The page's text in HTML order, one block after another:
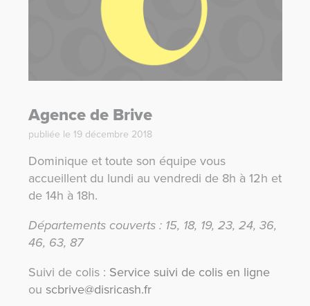
Agence de Brive
publiée le 19 décembre 2018
Dominique et toute son équipe vous
accueillent du lundi au vendredi de 8h à 12h et
de 14h à 18h.
Départements couverts : 15, 18, 19, 23, 24, 36,
46, 63, 87
Suivi de colis : Service suivi de colis en ligne
ou scbrive@disricash.fr